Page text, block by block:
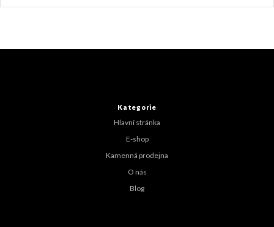
Kategorie
Hlavní stránka
E-shop
Kamenná prodejna
O nás
Blog